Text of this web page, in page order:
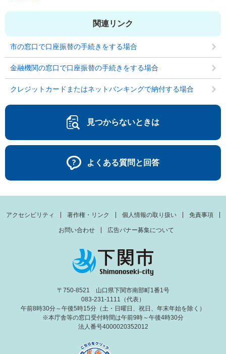
関連リンク
市の窓口で口座振替の手続きをする場合
金融機関の窓口で口座振替の手続きをする場合
クレジットカードまたはネットバンキングで納付する場合
見つからないときは
よくある質問と回答
アクセシビリティ 著作権・リンク 個人情報の取り扱い 免責事項
お問い合わせ 広告バナー募集について
〒750-8521 山口県下関市南部町1番1号
083-231-1111（代表）
午前8時30分～午後5時15分（土・日曜日、祝日、年末年始を除く）
※本庁舎等の窓口受付時間は午前9時～午後4時30分
法人番号4000020352012